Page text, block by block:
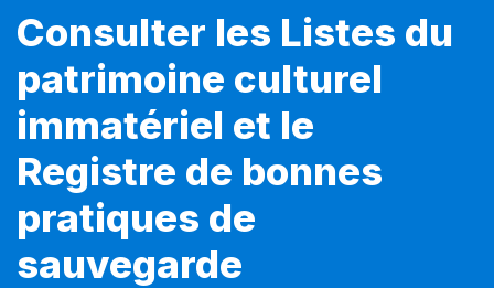
Consulter les Listes du
patrimoine culturel
immatériel et le
Registre de bonnes
pratiques de
sauvegarde